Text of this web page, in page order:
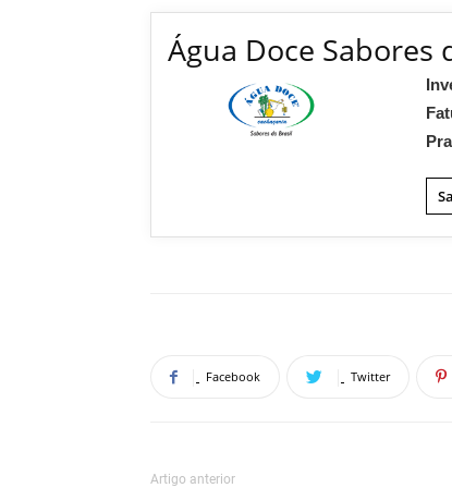
Água Doce Sabores
Facebook Twitter
Artigo anterior